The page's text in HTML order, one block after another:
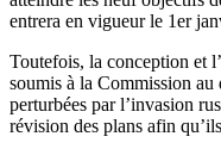
entrera en vigueur le 1er
Toutefois, la conception et
soumis à la Commission au
perturbées par l’invasion
révision des plans afin